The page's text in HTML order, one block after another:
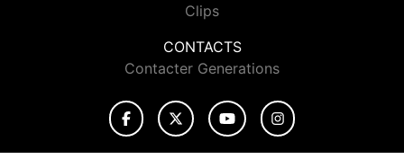
Clips
CONTACTS
Contacter Generations